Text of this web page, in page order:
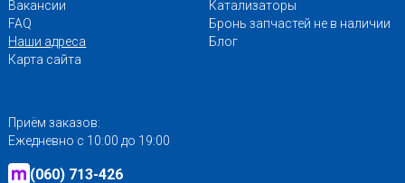
Вакансии
FAQ
Наши адреса
Карта сайта
Катализаторы
Бронь запчастей не в наличии
Блог
Приём заказов:
Ежедневно с 10:00 до 19:00
(060) 713-426